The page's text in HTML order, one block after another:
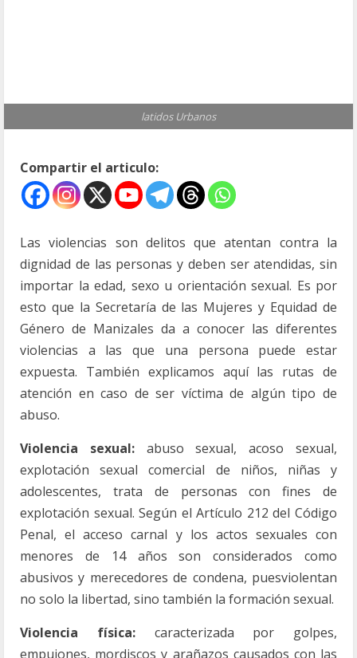
latidos Urbanos
Compartir el articulo:
Las violencias son delitos que atentan contra la
dignidad de las personas y deben ser atendidas, sin
importar la edad, sexo u orientación sexual. Es por
esto que la Secretaría de las Mujeres y Equidad de
Género de Manizales da a conocer las diferentes
violencias a las que una persona puede estar
expuesta. También explicamos aquí las rutas de
atención en caso de ser víctima de algún tipo de
abuso.
Violencia sexual:abuso sexual, acoso sexual,
explotación sexual comercial de niños, niñas y
adolescentes, trata de personas con fines de
explotación sexual. Según el Artículo 212 del Código
Penal, el acceso carnal y los actos sexuales con
menores de 14 años son considerados como
abusivos y merecedores de condena, puesviolentan
no solo la libertad, sino también la formación sexual.
Violencia física:caracterizada por golpes,
empujones, mordiscos y arañazos causados con las